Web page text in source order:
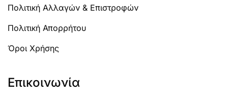
Πολιτική Αλλαγών & Επιστροφών
Πολιτική Απορρήτου
Όροι Χρήσης
Επικοινωνία